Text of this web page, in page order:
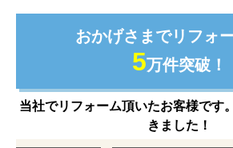
おかげさまでリフォ
5万件突破！
当社でリフォーム頂いたお客様です
きました！